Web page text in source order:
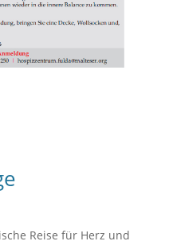
Reise für Herz und